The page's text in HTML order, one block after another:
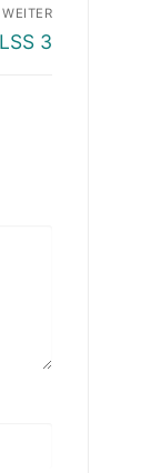
WEITER
3